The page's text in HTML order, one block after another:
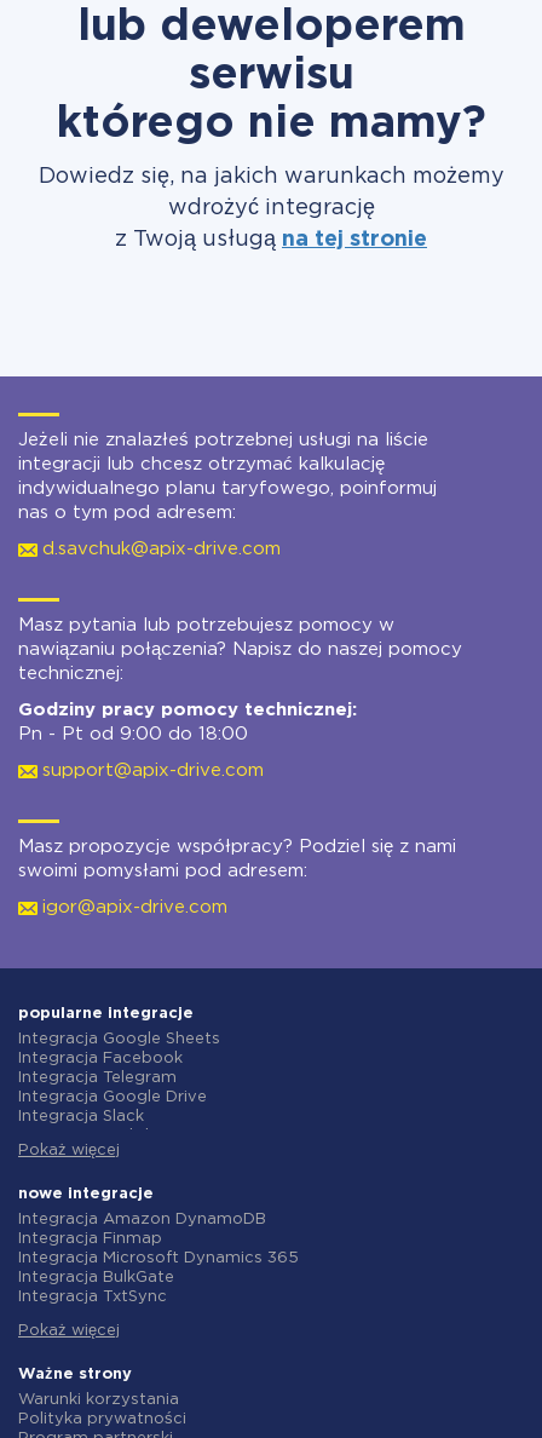
lub deweloperem
serwisu
którego nie mamy?
Dowiedz się, na jakich warunkach możemy
wdrożyć integrację
z Twoją usługą na tej stronie
Jeżeli nie znalazłeś potrzebnej usługi na liście
integracji lub chcesz otrzymać kalkulację
indywidualnego planu taryfowego, poinformuj
nas o tym pod adresem:
d.savchuk@apix-drive.com
Masz pytania lub potrzebujesz pomocy w
nawiązaniu połączenia? Napisz do naszej pomocy
technicznej:
Godziny pracy pomocy technicznej:
Pn - Pt od 9:00 do 18:00
support@apix-drive.com
Masz propozycje współpracy? Podziel się z nami
swoimi pomysłami pod adresem:
igor@apix-drive.com
popularne integracje
Integracja Google Sheets
Integracja Facebook
Integracja Telegram
Integracja Google Drive
Integracja Slack
Integracja Gmail
Integracja ClickUp
Integracja Airtable
Integracja Google Contacts
Integracja OpenAI (ChatGPT)
Integracja Instagram
Integracja ActiveCampaign
Integracja Salesforce CRM
Integracja Notion
Integracja AWeber
Integracja Asana
Pokaż więcej
nowe integracje
Integracja Amazon DynamoDB
Integracja Finmap
Integracja Microsoft Dynamics 365
Integracja BulkGate
Integracja TxtSync
Integracja Corezoid
Integracja Instasent
Integracja AtomPark
Integracja TXTImpact
Integracja Campaign Monitor
Pokaż więcej
Ważne strony
Warunki korzystania
Polityka prywatności